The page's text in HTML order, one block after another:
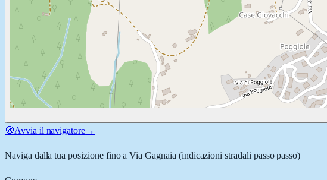
🧭Avvia il navigatore→
Naviga dalla tua posizione fino aVia Gagnaia (indicazioni stradali passo passo)